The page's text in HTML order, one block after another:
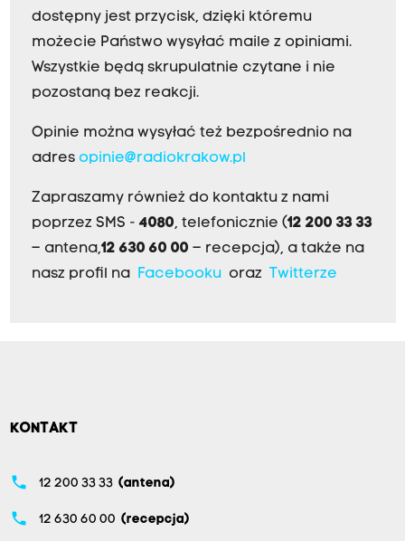
dostępny jest przycisk, dzięki któremu
możecie Państwo wysyłać maile z opiniami.
Wszystkie będą skrupulatnie czytane i nie
pozostaną bez reakcji.
Opinie można wysyłać też bezpośrednio na
adres opinie@radiokrakow.pl
Zapraszamy również do kontaktu z nami
poprzez SMS - 4080, telefonicznie (12 200 33 33
– antena,12 630 60 00 – recepcja), a także na
nasz profil na
Facebookuoraz Twitterze
KONTAKT
phone 12 200 33 33 (antena)
phone 12 630 60 00 (recepcja)